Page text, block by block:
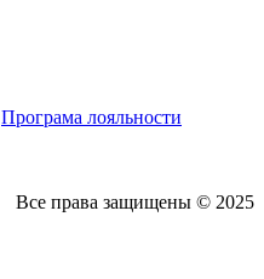
Програма лояльности
Все права защищены © 2025